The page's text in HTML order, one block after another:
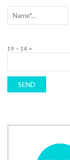
19 − 14 =